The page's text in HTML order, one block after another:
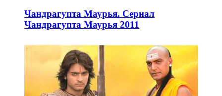
Чандрагупта Маурья. Сериал
Чандрагупта Маурья 2011